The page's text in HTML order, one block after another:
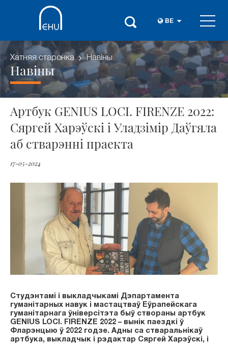
BE
Хатняя старонка Навіны
Навіны
Артбук GENIUS LOCI. FIRENZE 2022:
Сяргей Харэўскі і Уладзімір Даўгяла
аб стварэнні праекта
17-05-2024
Студэнтамі і выкладчыкамі Дэпартамента
гуманітарных навук і мастацтваў Еўрапейскага
гуманітарнага ўніверсітэта быў створаны артбук
GENIUS LOCI. FIRENZE 2022 – вынік паездкі ў
Фларэнцыю ў 2022 годзе. Адны са стваральнікаў
артбука, выкладчык і рэдактар Сяргей Харэўскі, і